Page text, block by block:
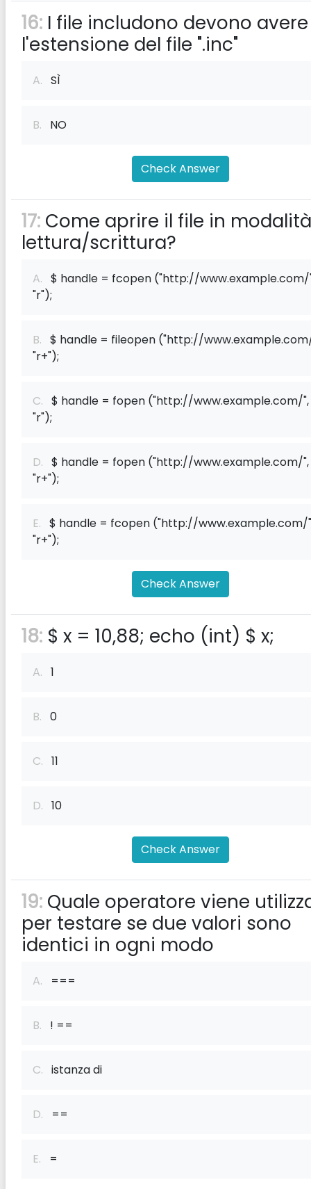
16: I file includono devono avere
l'estensione del file ".inc"
A. SÌ
B. NO
Check Answer
17: Come aprire il file in modalità
lettura/scrittura?
A. $ handle = fcopen ("http://www.example.com/
"r");
B. $ handle = fileopen ("http://
"r+");
C. $ handle = fopen ("http://www.example.com/",
"r");
D. $ handle = fopen ("http://www.example.com/",
"r+");
E. $ handle = fcopen ("http://www.example.com/
"r+");
Check Answer
18: $ x = 10,88; echo (int) $ x;
A. 1
B. 0
C. 11
D. 10
Check Answer
19: Quale operatore viene
per testare se due valori sono
identici in ogni modo
A. ===
B. ! ==
C. istanza di
D. ==
E. =